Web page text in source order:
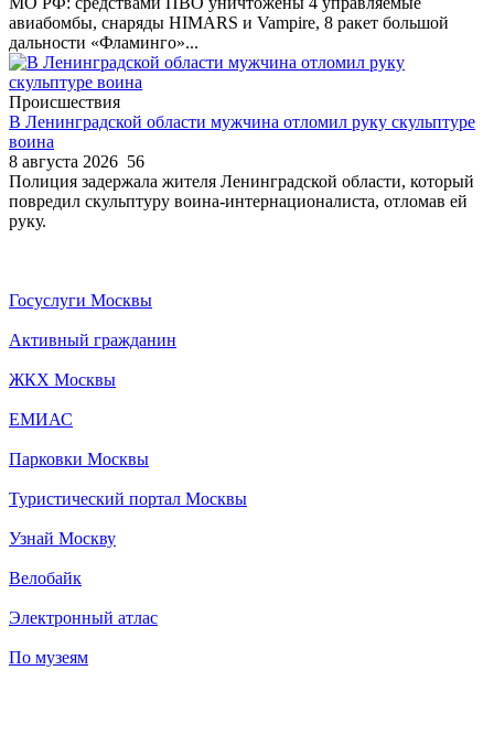
авиабомбы, снаряды HIMARS и Vampire, 8 ракет большой
дальности «Фламинго»...
Происшествия
В Ленинградской области мужчина отломил руку скульптуре
воина
8 августа 2026 56
Полиция задержала жителя Ленинградской области, который
повредил скульптуру воина-интернационалиста, отломав ей
руку.
Госуслуги Москвы
Активный гражданин
ЖКХ Москвы
ЕМИАС
Парковки Москвы
Туристический портал Москвы
Узнай Москву
Велобайк
Электронный атлас
По музеям